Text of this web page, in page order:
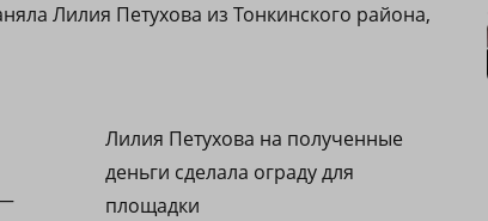
Лилия Петухова из Тонкинского района,
Лилия Петухова на полученные
деньги сделала ограду для
площадки